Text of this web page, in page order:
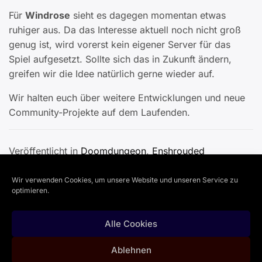
Wir verwenden Cookies, um unsere Website und unseren Service zu
optimieren.
Alle Cookies
Ablehnen
Für Windrose sieht es dagegen momentan etwas
ruhiger aus. Da das Interesse aktuell noch nicht groß
genug ist, wird vorerst kein eigener Server für das
Spiel aufgesetzt. Sollte sich das in Zukunft ändern,
greifen wir die Idee natürlich gerne wieder auf.
Wir halten euch über weitere Entwicklungen und neue
Community-Projekte auf dem Laufenden.
Veröffentlicht in Doomdungeon, Enshrouded
Beitragsnavigation
Serverprojekte für Enshrouded & Windrose
Doomdungeon Inc.